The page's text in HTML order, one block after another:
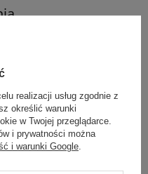
martwicze
Smith&Nephew
66800272
realizacji usług zgodnie z
określić warunki
w Twojej przeglądarce.
i prywatności można
i warunki Google